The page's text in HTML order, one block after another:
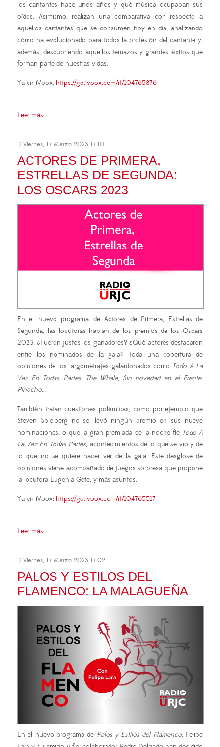
los cantantes hace unos años y qué música ocupaban sus
oídos. Asimismo, realizan una comparativa con respecto a
aquellos cantantes que se consumen hoy en día, analizando
cómo ha evolucionado para todos la profesión del cantante y,
además, descubriendo aquellos temazos y grandes éxitos que
forman parte de nuestras vidas.
Ya en iVoox: https://go.ivoox.com/rf/104765876
Leer más ...
Viernes, 17 Marzo 2023 17:10
ACTORES DE PRIMERA,
ESTRELLAS DE SEGUNDA:
LOS OSCARS 2023
En el nuevo programa de Actores de Primera, Estrellas de
Segunda, las locutoras hablan de los premios de los Oscars
2023. ¿Fueron justos los ganadores? ¿Qué actores destacaron
entre los nominados de la gala? Toda una cobertura de
opiniones de los largometrajes galardonados como Todo A La
Vez En Todas Partes, The Whale, Sin novedad en el Frente,
Pinocho…
También tratan cuestiones polémicas, como por ejemplo que
Steven Spielberg no se llevó ningún premio en sus nueve
nominaciones, o que la gran premiada de la noche fie Todo A
La Vez En Todas Partes, acontecimientos de lo que se vio y de
lo que no se quiere hacer ver de la gala. Este desglose de
opiniones viene acompañado de juegos sorpresa que propone
la locutora Eugenia Gete, y más asuntos.
Ya en iVoox: https://go.ivoox.com/rf/104765517
Leer más ...
Viernes, 17 Marzo 2023 17:02
PALOS Y ESTILOS DEL
FLAMENCO: LA MALAGUEÑA
En el nuevo programa de Palos y Estilos del Flamenco, Felipe